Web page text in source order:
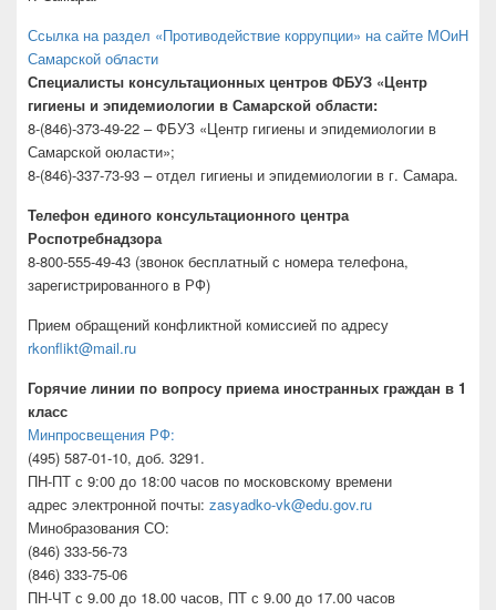
Ссылка на раздел «Противодействие коррупции» на сайте МОиН
Самарской области
Специалисты консультационных центров ФБУЗ «Центр
гигиены и эпидемиологии в Самарской области:
8-(846)-373-49-22 – ФБУЗ «Центр гигиены и эпидемиологии в
Самарской оюласти»;
8-(846)-337-73-93 – отдел гигиены и эпидемиологии в г. Самара.
Телефон единого консультационного центра
Роспотребнадзора
8-800-555-49-43 (звонок бесплатный с номера телефона,
зарегистрированного в РФ)
Прием обращений конфликтной комиссией по адресу
rkonflikt@mail.ru
Горячие линии по вопросу приема иностранных граждан в 1
класс
Минпросвещения РФ:
(495) 587-01-10, доб. 3291.
ПН-ПТ с 9:00 до 18:00 часов по московскому времени
адрес электронной почты: zasyadko-vk@edu.gov.ru
Минобразования СО:
(846) 333-56-73
(846) 333-75-06
ПН-ЧТ с 9.00 до 18.00 часов, ПТ с 9.00 до 17.00 часов